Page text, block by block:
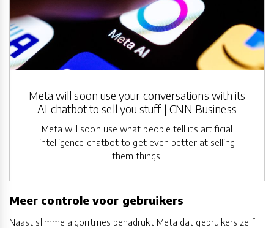
Meta will soon use your conversations with its
AI chatbot to sell you stuff | CNN Business
Meta will soon use what people tell its artificial
intelligence chatbot to get even better at selling
them things.
Meer controle voor gebruikers
Naast slimme algoritmes benadrukt Meta dat gebruikers zelf